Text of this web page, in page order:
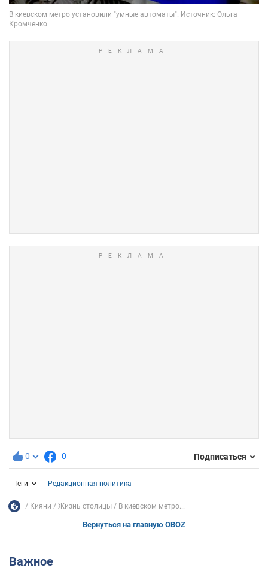
0 0 Подписаться
Теги Редакционная политика
Кияни Жизнь столицы В киевском метро...
Вернуться на главную OBOZ
Важное